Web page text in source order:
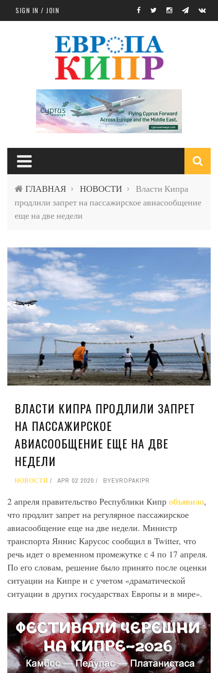
Skip to main content
SIGN IN / JOIN
ГЛАВНАЯ › НОВОСТИ ›
Власти Кипра
продлили запрет на пассажирское авиасообщение
еще на две недели
ВЛАСТИ КИПРА ПРОДЛИЛИ ЗАПРЕТ
НА ПАССАЖИРСКОЕ
АВИАСООБЩЕНИЕ ЕЩЕ НА ДВЕ
НЕДЕЛИ
НОВОСТИ APR 02 2020 BYEVROPAKIPR
2 апреля правительство Республики Кипр объявило,
что продлит запрет на регулярное пассажирское
авиасообщение еще на две недели. Министр
транспорта Яннис Карусос сообщил в Twitter, что
речь идет о временном промежутке с 4 по 17 апреля.
По его словам, решение было принято после оценки
ситуации на Кипре и с учетом «драматической
ситуации в других государствах Европы и в мире».